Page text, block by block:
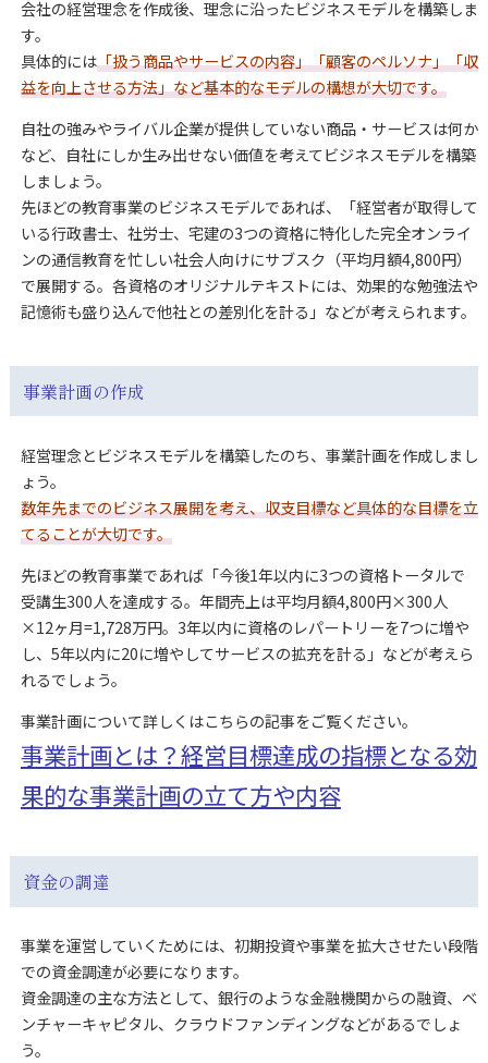
会社の経営理念を作成後、理念に沿ったビジネスモデルを構築しま
す。
具体的には「扱う商品やサービスの内容」「顧客のペルソナ」「収
益を向上させる方法」など基本的なモデルの構想が大切です。
自社の強みやライバル企業が提供していない商品・サービスは何か
など、自社にしか生み出せない価値を考えてビジネスモデルを構築
しましょう。
先ほどの教育事業のビジネスモデルであれば、「経営者が取得して
いる行政書士、社労士、宅建の3つの資格に特化した完全オンライ
ンの通信教育を忙しい社会人向けにサブスク（平均月額4,800円）
で展開する。各資格のオリジナルテキストには、効果的な勉強法や
記憶術も盛り込んで他社との差別化を計る」などが考えられます。
事業計画の作成
経営理念とビジネスモデルを構築したのち、事業計画を作成しまし
ょう。
数年先までのビジネス展開を考え、収支目標など具体的な目標を立
てることが大切です。
先ほどの教育事業であれば「今後1年以内に3つの資格トータルで
受講生300人を達成する。年間売上は平均月額4,800円×300人
×12ヶ月=1,728万円。3年以内に資格のレパートリーを7つに増や
し、5年以内に20に増やしてサービスの拡充を計る」などが考えら
れるでしょう。
事業計画について詳しくはこちらの記事をご覧ください。
事業計画とは？経営目標達成の指標となる効
果的な事業計画の立て方や内容
資金の調達
事業を運営していくためには、初期投資や事業を拡大させたい段階
での資金調達が必要になります。
資金調達の主な方法として、銀行のような金融機関からの融資、ベ
ンチャーキャピタル、クラウドファンディングなどがあるでしょ
う。